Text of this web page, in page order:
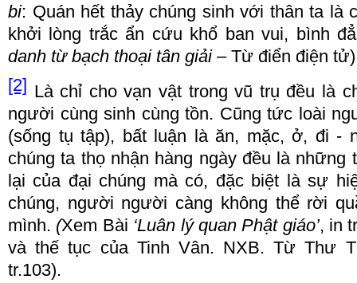
bi: Quán hết thảy chúng sinh với thân ta là
khởi lòng trắc ẩn cứu khổ ban vui, bình đẳ
danh từbạch thoại tân giải –Từ điển điện tử
[2] Làchỉ cho vạn vật trong vũ trụ đều là
người cùng sinh cùng tồn. Cũng tức loài ng
(sống tụ tập), bất luận là ăn, mặc, ở, đi -
chúng ta thọnhận hàng ngày đều lànhững
lại của đại chúng màcó, đặc biệt làsự hi
chúng, người người càng không thểrời qu
mình. (Xem Bài ‘Luân lý quan Phật giáo’, in
vàthế tục của Tinh Vân. NXB. Từ Thư
tr.103).